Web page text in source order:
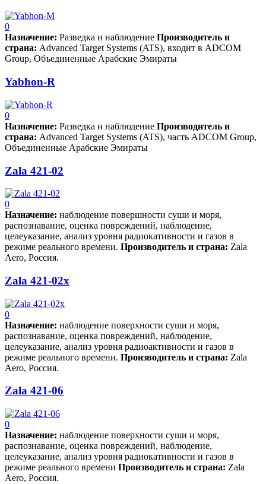
0
Назначен­ие: ­ Разведка и наблюдение Производитель и
страна: Advanced Target Systems (ATS), входит в ADCOM
Group, Объединенные Арабские Эмираты
Yabhon-R
0
Назначен­ие: ­ Разведка и наблюдение Производитель и
страна: Advanced Target Systems (ATS), часть ADCOM Group,
Объединенные Арабские Эмираты
Zala 421-02
0
Назначен­ие: ­ наблюдение повершности суши и моря,
распознавание, оценка повреждений, наблюдение,
целеуказание, анализ уровня радиокативности и газов в
режиме реального времени. Производитель и страна: Zala
Aero, Россия.
Zala 421-02x
0
Назначен­ие: ­ наблюдение поверхности суши и моря,
распознавание, оценка повреждений, наблюдение,
целеуказание, анализ уровня радиоактивности и газов в
режиме реального времени. Производитель и страна: Zala
Aero, Россия.
Zala 421-06
0
Назначен­ие: ­ наблюдение поверхности суши и моря,
распознавание, оценка повреждений, наблюдение,
целеуказание, анализ уровня радиокативности и газов в
режиме реального времени Производитель и страна: Zala
Aero, Россия.